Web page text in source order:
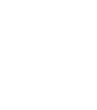
重庆代办营业执照_重庆工商代办_重
[随感]为什么这么多人选择在渝北买房
渝北注册公司_启辰工商公司注册价
【加洲KTV团购】加洲KTV豪华欢唱